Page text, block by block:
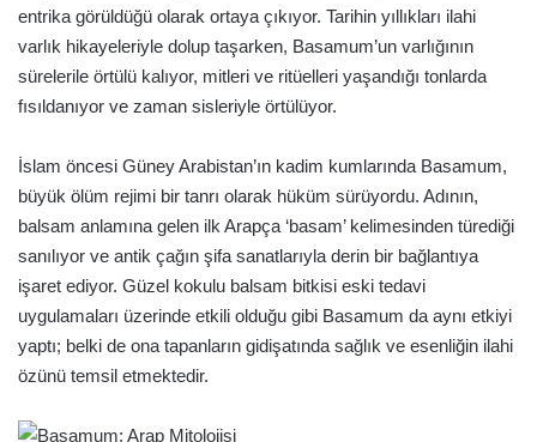
entrika görüldüğü olarak ortaya çıkıyor. Tarihin yıllıkları ilahi
varlık hikayeleriyle dolup taşarken, Basamum’un varlığının
sürelerile örtülü kalıyor, mitleri ve ritüelleri yaşandığı tonlarda
fısıldanıyor ve zaman sisleriyle örtülüyor.
İslam öncesi Güney Arabistan’ın kadim kumlarında Basamum,
büyük ölüm rejimi bir tanrı olarak hüküm sürüyordu. Adının,
balsam anlamına gelen ilk Arapça ‘basam’ kelimesinden türediği
sanılıyor ve antik çağın şifa sanatlarıyla derin bir bağlantıya
işaret ediyor. Güzel kokulu balsam bitkisi eski tedavi
uygulamaları üzerinde etkili olduğu gibi Basamum da aynı etkiyi
yaptı; belki de ona tapanların gidişatında sağlık ve esenliğin ilahi
özünü temsil etmektedir.